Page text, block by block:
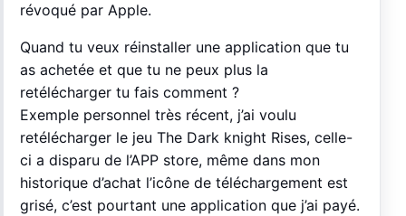
révoqué par Apple.
Quand tu veux réinstaller une application que tu
as achetée et que tu ne peux plus la
retélécharger tu fais comment ?
Exemple personnel très récent, j’ai voulu
retélécharger le jeu The Dark knight Rises, celle-
ci a disparu de l’APP store, même dans mon
historique d’achat l’icône de téléchargement est
grisé, c’est pourtant une application que j’ai payé.